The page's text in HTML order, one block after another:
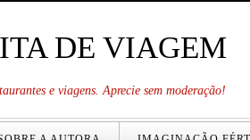
DE VIAGEM
e viagens. Aprecie sem moderação!